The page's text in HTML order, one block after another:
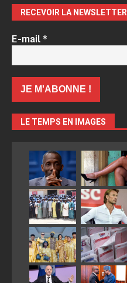
RECEVOIR LA NEWSLETTER
E-mail*
LE TEMPS EN IMAGES